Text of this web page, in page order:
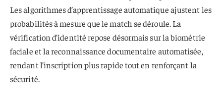
Les algorithmes d’apprentissage automatique ajustent les
probabilités à mesure que le match se déroule. La
vérification d’identité repose désormais sur la biométrie
faciale et la reconnaissance documentaire automatisée,
rendant l’inscription plus rapide tout en renforçant la
sécurité.